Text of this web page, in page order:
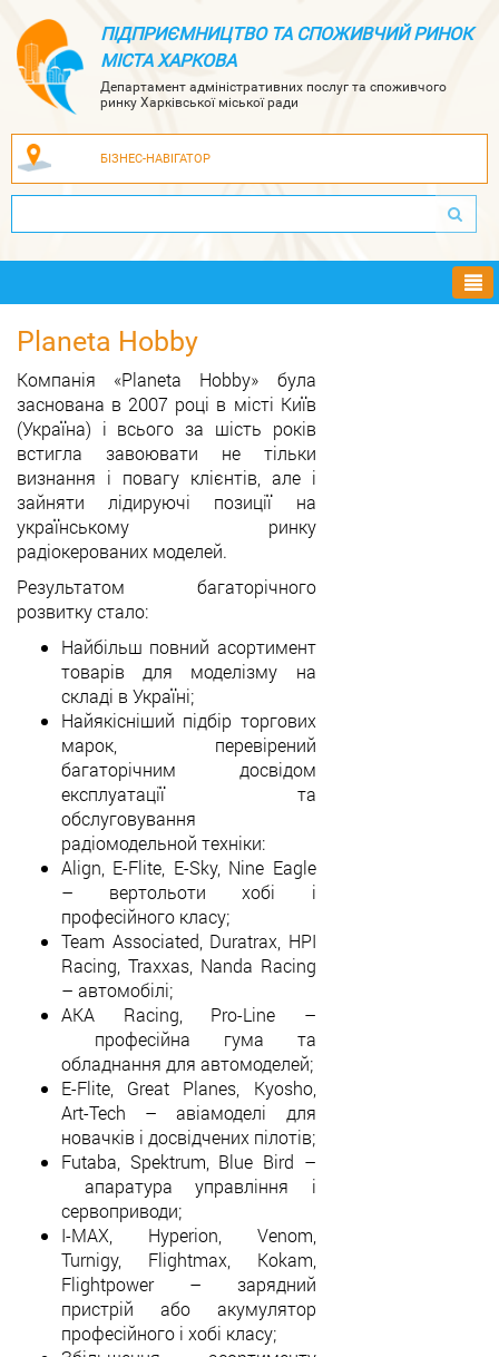
ПІДПРИЄМНИЦТВО ТА СПОЖИВЧИЙ РИНОК
МІСТА ХАРКОВА
Департамент адміністративних послуг та споживчого
ринку Харківської міської ради
БІЗНЕС-НАВІГАТОР
Planeta Hobby
Компанія «Planeta Hobby» була
заснована в 2007 році в місті Київ
(Україна) і всього за шість років
встигла завоювати не тільки
визнання і повагу клієнтів, але і
зайняти лідируючі позиції на
українському ринку
радіокерованих моделей.
Результатом багаторічного
розвитку стало:
Найбільш повний асортимент
товарів для моделізму на
складі в Україні;
Найякісніший підбір торгових
марок, перевірений
багаторічним досвідом
експлуатації та
обслуговування
радіомодельной техніки:
Align, E-Flite, E-Sky, Nine Eagle
– вертольоти хобі і
професійного класу;
Team Associated, Duratrax, HPI
Racing, Traxxas, Nanda Racing
– автомобілі;
AKA Racing, Pro-Line –
професійна гума та
обладнання для автомоделей;
E-Flite, Great Planes, Kyosho,
Art-Tech – авіамоделі для
новачків і досвідчених пілотів;
Futaba, Spektrum, Blue Bird –
апаратура управління і
сервоприводи;
I-MAX, Hyperion, Venom,
Turnigy, Flightmax, Kokam,
Flightpower – зарядний
пристрій або акумулятор
професійного і хобі класу;